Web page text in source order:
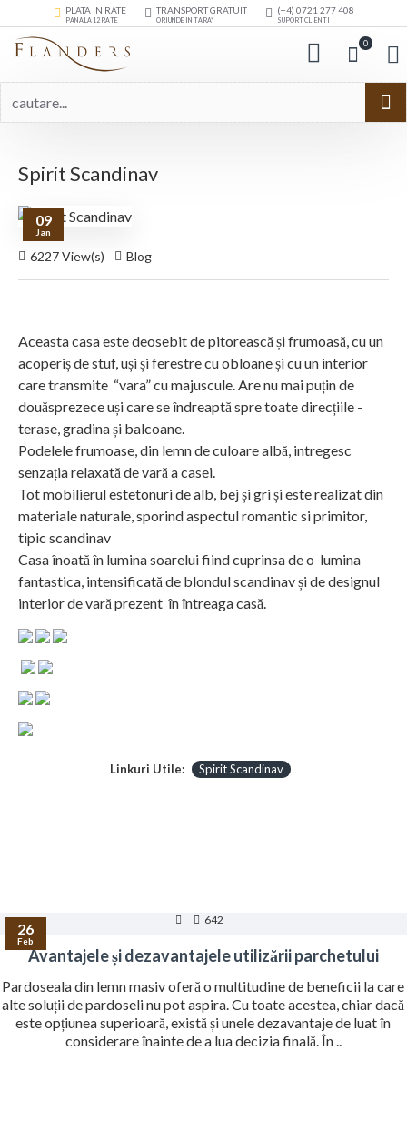
PLATA IN RATE
PANA LA 12 RATE
TRANSPORT GRATUIT
ORIUNDE IN TARA*
(+4) 0721 277 408
SUPORT CLIENTI
0
Spirit Scandinav
09
Jan
6227 View(s) Blog
Aceasta casa este deosebit de pitorească și frumoasă, cu un
acoperiș de stuf, uși și ferestre cu obloane și cu un interior
care transmite “vara” cu majuscule. Are nu mai puțin de
douăsprezece uși care se îndreaptă spre toate direcțiile -
terase, gradina și balcoane.
Podelele frumoase, din lemn de culoare albă, intregesc
senzația relaxată de vară a casei.
Tot mobilierul estetonuri de alb, bej și gri și este realizat din
materiale naturale, sporind aspectul romantic si primitor,
tipic scandinav
Casa înoată în lumina soarelui fiind cuprinsa de o lumina
fantastica, intensificată de blondul scandinav și de designul
interior de vară prezent în întreaga casă.
Linkuri Utile: Spirit Scandinav
26
Feb
642
Avantajele și dezavantajele utilizării parchetului
Pardoseala din lemn masiv oferă o multitudine de beneficii la care
alte soluții de pardoseli nu pot aspira. Cu toate acestea, chiar dacă
este opțiunea superioară, există și unele dezavantaje de luat în
considerare înainte de a lua decizia finală. În ..